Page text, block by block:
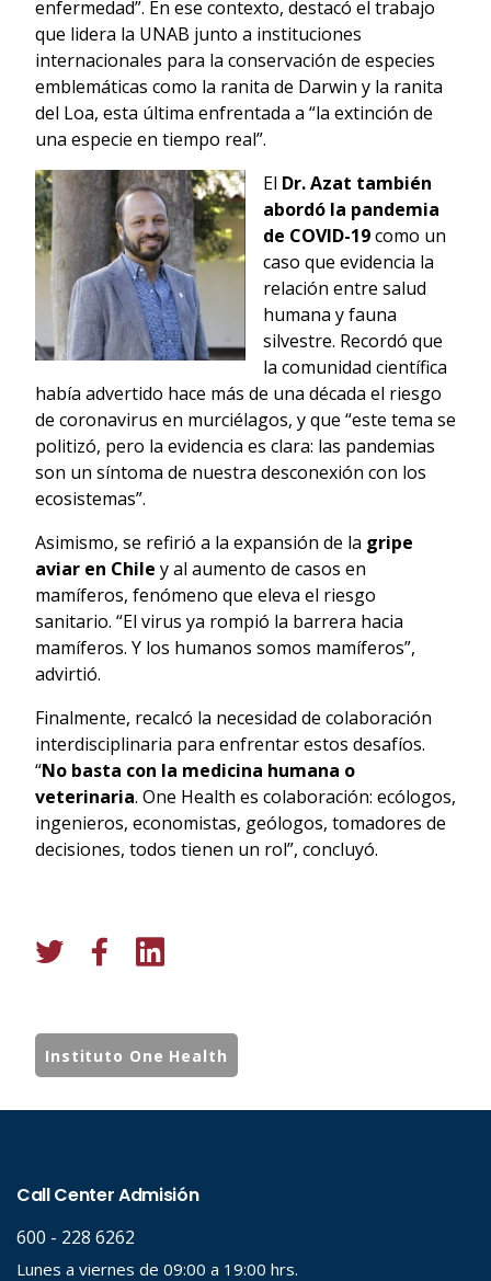
enfermedad”. En ese contexto, destacó el trabajo
que lidera la UNAB junto a instituciones
internacionales para la conservación de especies
emblemáticas como la ranita de Darwin y la ranita
del Loa, esta última enfrentada a “la extinción de
una especie en tiempo real”.
El Dr. Azat también
abordó la pandemia
de COVID-19como un
caso que evidencia la
relación entre salud
humana y fauna
silvestre. Recordó que
la comunidad científica
había advertido hace más de una década el riesgo
de coronavirus en murciélagos, y que “este tema se
politizó, pero la evidencia es clara: las pandemias
son un síntoma de nuestra desconexión con los
ecosistemas”.
Asimismo, se refirió a la expansión de la gripe
aviar en Chile y al aumento de casos en
mamíferos, fenómeno que eleva el riesgo
sanitario. “El virus ya rompió la barrera hacia
mamíferos. Y los humanos somos mamíferos”,
advirtió.
Finalmente, recalcó la necesidad de colaboración
interdisciplinaria para enfrentar estos desafíos.
“No basta con la medicina humana o
veterinaria. One Health es colaboración: ecólogos,
ingenieros, economistas, geólogos, tomadores de
decisiones, todos tienen un rol”, concluyó.
Instituto One Health